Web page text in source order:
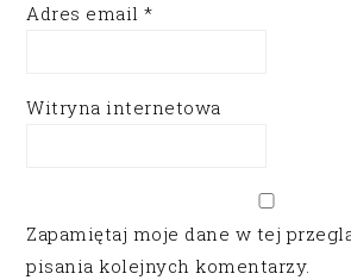
Adres email*
Witryna internetowa
Zapamiętaj moje dane w tej
pisania kolejnych komentarzy.